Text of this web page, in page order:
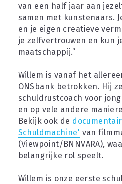
van een half jaar aan
samen met kunstenaars.
en je eigen creatieve
je zelfvertrouwen en kun
maatschappij.”
Willem is vanaf het
ONSbank betrokken. Hij
schuldrustcoach voor
en op vele andere
Bekijk ook de
Schuldmachine' van
(Viewpoint/BNNVARA),
belangrijke rol speelt.
Willem is onze eerste